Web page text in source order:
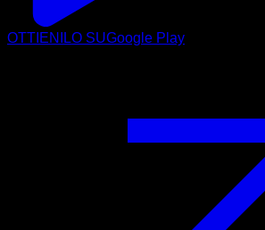
OTTIENILO SUGoogle Play